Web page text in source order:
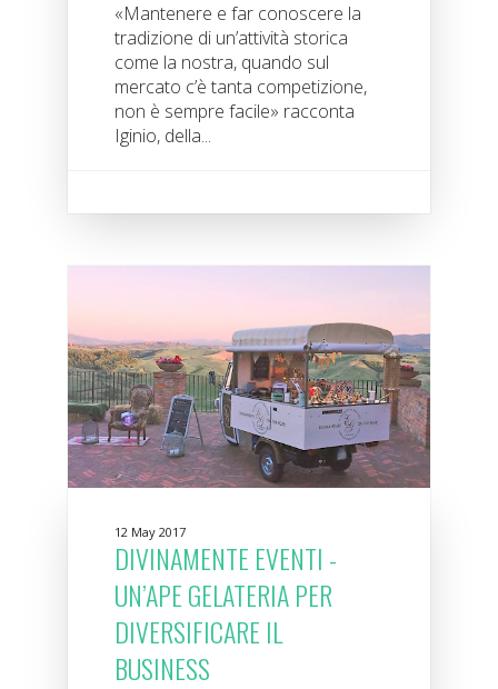
«Mantenere e far conoscere la
tradizione di un’attività storica
come la nostra, quando sul
mercato c’è tanta competizione,
non è sempre facile» racconta
Iginio, della...
12 May 2017
DIVINAMENTE EVENTI -
UN’APE GELATERIA PER
DIVERSIFICARE IL
BUSINESS